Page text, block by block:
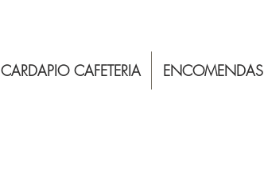
CARDAPIO CAFETERIA ENCOMENDAS